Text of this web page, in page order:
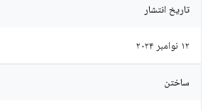
تاریخ انتشار
۱۲ نوامبر ۲۰۲۴
ساختن